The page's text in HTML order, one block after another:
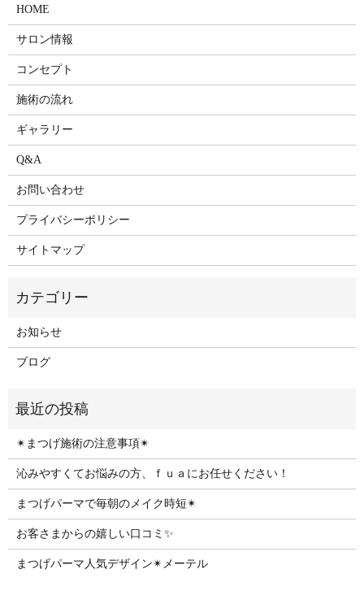
HOME
サロン情報
コンセプト
施術の流れ
ギャラリー
Q&A
お問い合わせ
プライバシーポリシー
サイトマップ
お知らせ
ブログ
✴︎まつげ施術の注意事項✴︎
沁みやすくてお悩みの方、ｆｕａにお任せください！
まつげパーマで毎朝のメイク時短✴︎
お客さまからの嬉しい口コミ✨
まつげパーマ人気デザイン✴︎メーテル